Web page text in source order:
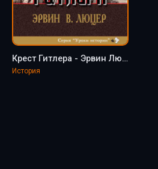
Крест Гитлера - Эрвин Люцер
История